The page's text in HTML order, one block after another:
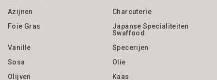
Azijnen
Charcuterie
Foie Gras
Japanse Specialiteiten
Swaffood
Vanille
Specerijen
Sosa
Olie
Olijven
Kaas